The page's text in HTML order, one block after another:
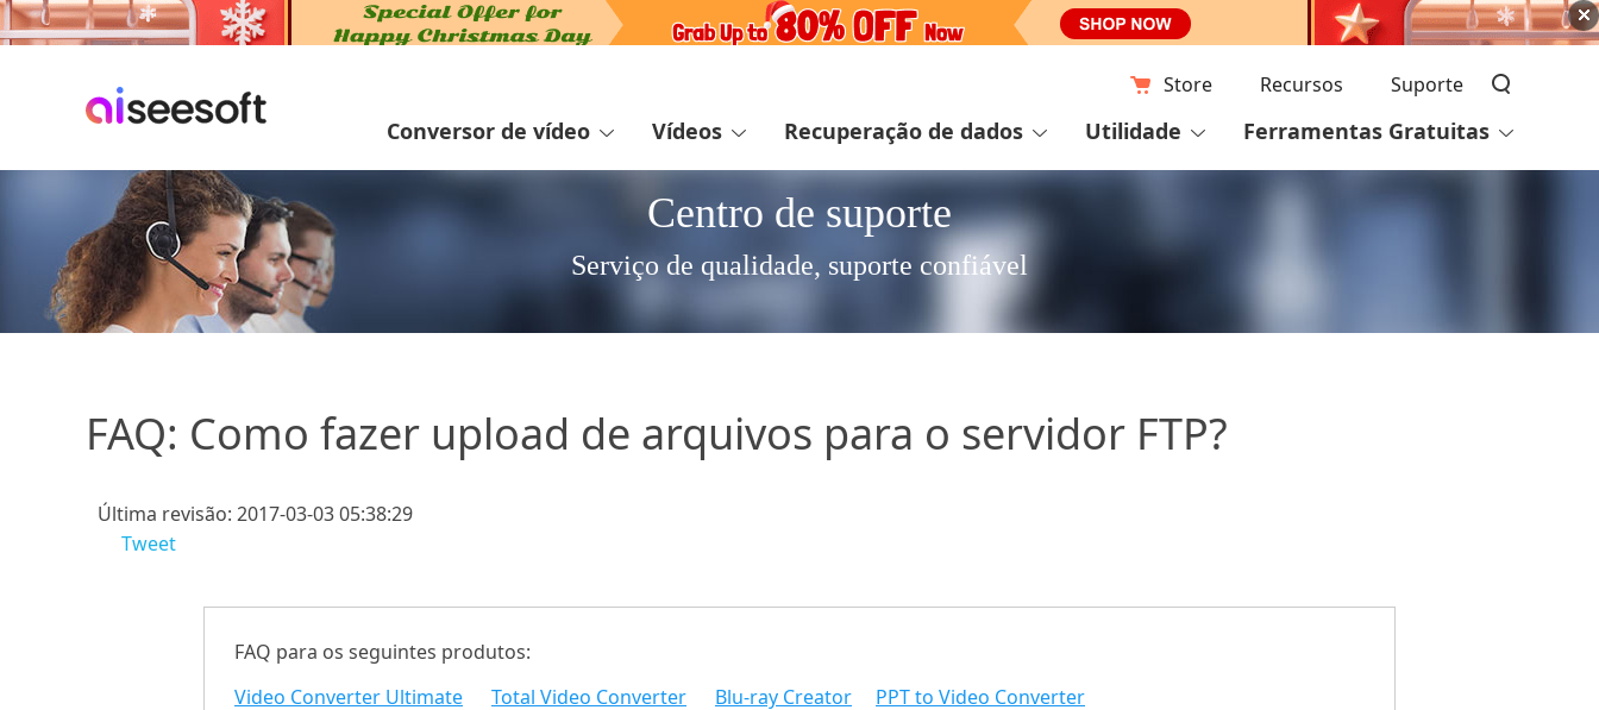
Store Recursos Suporte
Conversor de vídeo Vídeos Recuperação de dados Utilidade Ferramentas Gratuitas
Centro de suporte
Serviço de qualidade, suporte confiável
FAQ: Como fazer upload de arquivos para o servidor FTP?
Última revisão: 2017-03-03 05:38:29
Tweet
FAQ para os seguintes produtos:
Video Converter Ultimate
Total Video Converter Blu-ray Creator PPT to Video Converter